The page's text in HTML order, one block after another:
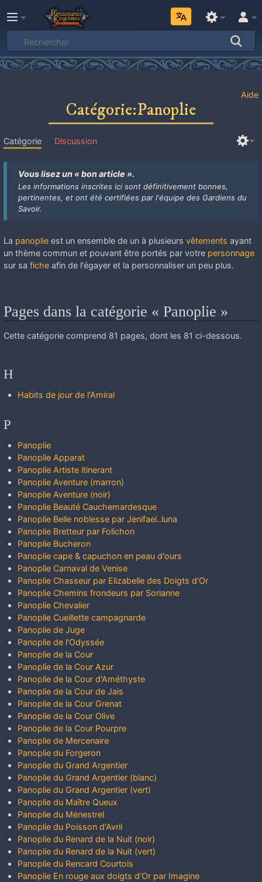
Aide
Catégorie:Panoplie
Catégorie Discussion
Vous lisez un « bon article ».
Les informations inscrites ici sont définitivement bonnes,
pertinentes, et ont été certifiées par l'équipe des Gardiens du
Savoir.
La panoplie est un ensemble de un à plusieursvêtements ayant
un thème commun et pouvant être portés par votre personnage
sur safiche afin de l'égayer et la personnaliser un peu plus.
Pages dans la catégorie « Panoplie »
Cette catégorie comprend 81 pages, dont les 81 ci-dessous.
H
Habits de jour de l'Amiral
P
Panoplie
Panoplie Apparat
Panoplie Artiste itinerant
Panoplie Aventure (marron)
Panoplie Aventure (noir)
Panoplie Beauté Cauchemardesque
Panoplie Belle noblesse par Jenifael..luna
Panoplie Bretteur par Folichon
Panoplie Bucheron
Panoplie cape & capuchon en peau d'ours
Panoplie Carnaval de Venise
Panoplie Chasseur par Elizabelle des Doigts d'Or
Panoplie Chemins frondeurs par Sorianne
Panoplie Chevalier
Panoplie Cueillette campagnarde
Panoplie de Juge
Panoplie de l'Odyssée
Panoplie de la Cour
Panoplie de la Cour Azur
Panoplie de la Cour d'Améthyste
Panoplie de la Cour de Jais
Panoplie de la Cour Grenat
Panoplie de la Cour Olive
Panoplie de la Cour Pourpre
Panoplie de Mercenaire
Panoplie du Forgeron
Panoplie du Grand Argentier
Panoplie du Grand Argentier (blanc)
Panoplie du Grand Argentier (vert)
Panoplie du Maître Queux
Panoplie du Ménestrel
Panoplie du Poisson d'Avril
Panoplie du Renard de la Nuit (noir)
Panoplie du Renard de la Nuit (vert)
Panoplie du Rencard Courtois
Panoplie En rouge aux doigts d'Or par Imagine